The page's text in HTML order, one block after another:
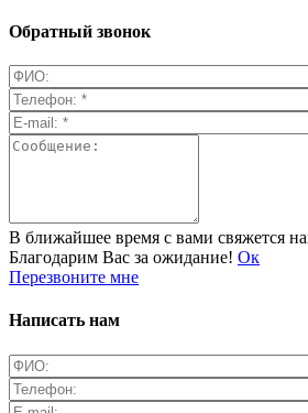
Обратный звонок
В ближайшее время с вами свяжется
Благодарим Вас за ожидание! Ок
Перезвоните мне
Написать нам